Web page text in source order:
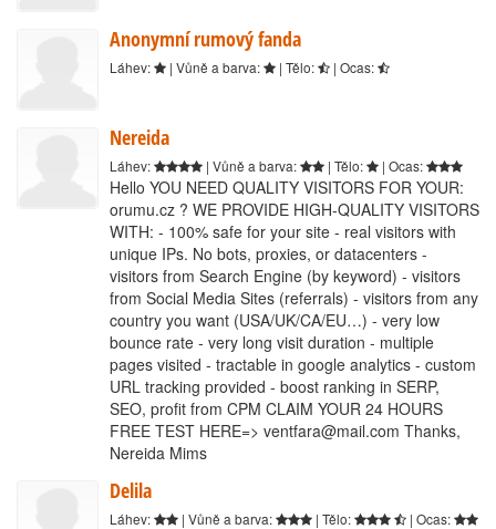
Anonymní rumový fanda
Láhev: | Vůně a barva: | Tělo: | Ocas:
Nereida
Láhev: | Vůně a barva: | Tělo: | Ocas:
Hello YOU NEED QUALITY VISITORS FOR YOUR:
orumu.cz ? WE PROVIDE HIGH-QUALITY VISITORS
WITH: - 100% safe for your site - real visitors with
unique IPs. No bots, proxies, or datacenters -
visitors from Search Engine (by keyword) - visitors
from Social Media Sites (referrals) - visitors from any
country you want (USA/UK/CA/EU…) - very low
bounce rate - very long visit duration - multiple
pages visited - tractable in google analytics - custom
URL tracking provided - boost ranking in SERP,
SEO, profit from CPM CLAIM YOUR 24 HOURS
FREE TEST HERE=> ventfara@mail.com Thanks,
Nereida Mims
Delila
Láhev: | Vůně a barva: | Tělo: | Ocas: